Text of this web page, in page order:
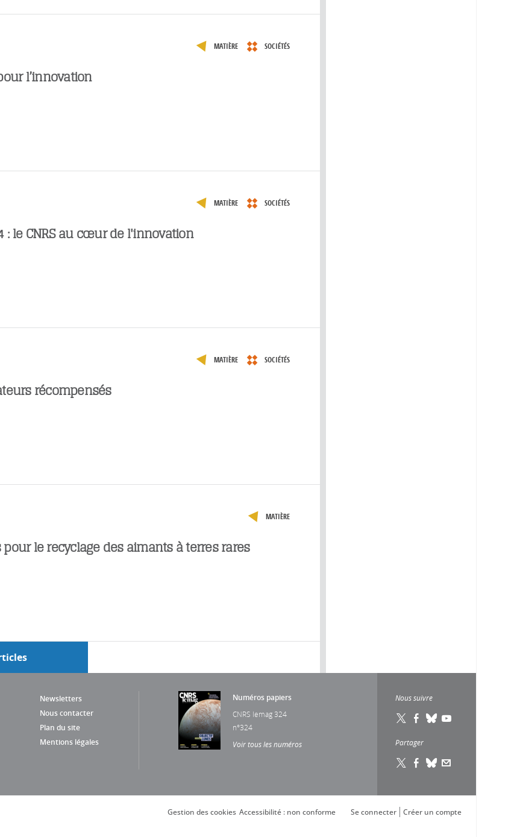
MATIÈRE SOCIÉTÉS
l’innovation
MATIÈRE SOCIÉTÉS
: le CNRS au cœur de l'innovation
MATIÈRE SOCIÉTÉS
récompensés
MATIÈRE
pour le recyclage des aimants à terres rares
Newsletters
Nous contacter
Plan du site
Mentions légales
Numéros papiers
CNRS lemag 324
n°324
Voir tous les numéros
Nous suivre
Partager
Créer un compte
Se connecter
Accessibilité : non conforme
Gestion des cookies